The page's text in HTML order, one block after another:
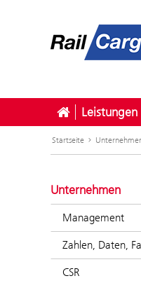
Leistungen
Startseite
Unternehmen
Management
Zahlen, Daten,
CSR